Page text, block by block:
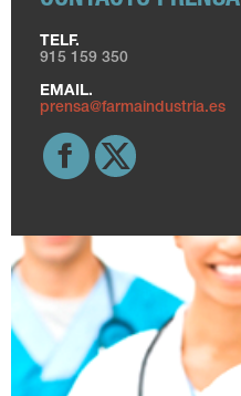
TELF.
915 159 350
EMAIL.
prensa@farmaindustria.es